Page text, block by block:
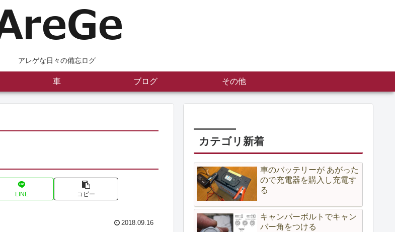
アレゲな日々の備忘ログ
車 ブログ その他
LINE コピー
2018.09.16
カテゴリ新着
車のバッテリーが あがった
ので充電器を購入し充電す
る
キャンバーボルトでキャン
バー角をつける